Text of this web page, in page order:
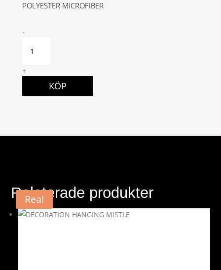
POLYESTER MICROFIBER
VERDI
quantity
-
+
KÖP
Relaterade produkter
Rea!